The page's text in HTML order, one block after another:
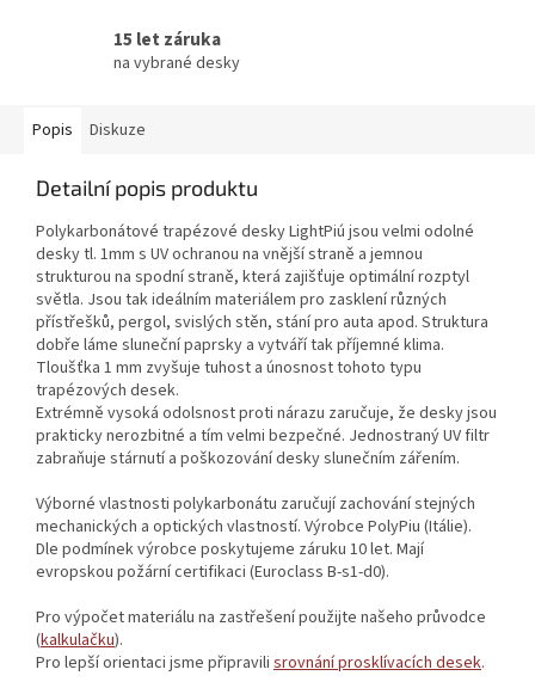
15 let záruka
na vybrané desky
Popis Diskuze
Detailní popis produktu
Polykarbonátové trapézové desky LightPiú jsou velmi odolné
desky tl. 1mm s UV ochranou na vnější straně a jemnou
strukturou na spodní straně, která zajišťuje optimální rozptyl
světla. Jsou tak ideálním materiálem pro zasklení různých
přístřešků, pergol, svislých stěn, stání pro auta apod. Struktura
dobře láme sluneční paprsky a vytváří tak příjemné klima.
Tloušťka 1 mm zvyšuje tuhost a únosnost tohoto typu
trapézových desek.
Extrémně vysoká odolsnost proti nárazu zaručuje, že desky jsou
prakticky nerozbitné a tím velmi bezpečné. Jednostraný UV filtr
zabraňuje stárnutí a poškozování desky slunečním zářením.
Výborné vlastnosti polykarbonátu zaručují zachování stejných
mechanických a optických vlastností. Výrobce PolyPiu (Itálie).
Dle podmínek výrobce poskytujeme záruku 10 let. Mají
evropskou požární certifikaci (Euroclass B-s1-d0).
Pro výpočet materiálu na zastřešení použijte našeho průvodce
(kalkulačku).
Pro lepší orientaci jsme připravili srovnání prosklívacích desek.